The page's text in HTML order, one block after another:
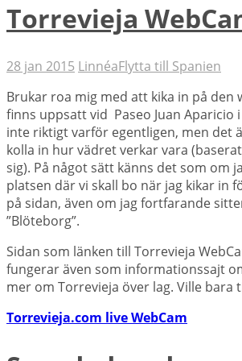
Torrevieja
28 jan 2015 LinnéaFlytta till Spanien
Brukar roa mig med att kika in på den
finns uppsatt vid Paseo Juan Aparicio
inte riktigt varför egentligen, men det
kolla in hur vädret verkar vara
sig). På något sätt känns det som om
platsen där vi skall bo när jag kikar in
på sidan, även om jag fortfarande
”Blöteborg”.
Sidan som länken till Torrevieja
fungerar även som informationssajt
mer om Torrevieja över lag. Ville bara
Torrevieja.com live WebCam